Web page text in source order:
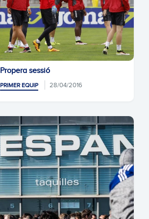
Propera sessió
PRIMER EQUIP 28/04/2016